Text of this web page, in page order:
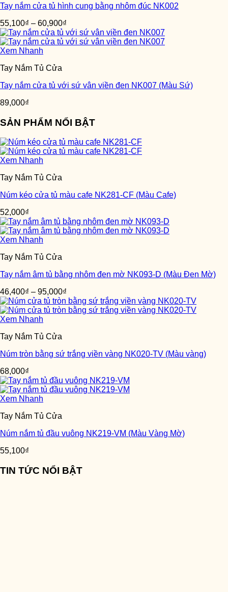
Tay nắm cửa tủ hình cung bằng nhôm đúc NK002
55,100₫ – 60,900₫
Xem Nhanh
Tay Nắm Tủ Cửa
Tay nắm cửa tủ với sứ vân viền đen NK007 (Màu Sứ)
89,000₫
SẢN PHẨM NỔI BẬT
Xem Nhanh
Tay Nắm Tủ Cửa
Núm kéo cửa tủ màu cafe NK281-CF (Màu Cafe)
52,000₫
Xem Nhanh
Tay Nắm Tủ Cửa
Tay nắm âm tủ bằng nhôm đen mờ NK093-D (Màu Đen Mờ)
46,400₫ – 95,000₫
Xem Nhanh
Tay Nắm Tủ Cửa
Núm tròn bằng sứ trắng viền vàng NK020-TV (Màu vàng)
68,000₫
Xem Nhanh
Tay Nắm Tủ Cửa
Núm nắm tủ đầu vuông NK219-VM (Màu Vàng Mờ)
55,100₫
TIN TỨC NỔI BẬT